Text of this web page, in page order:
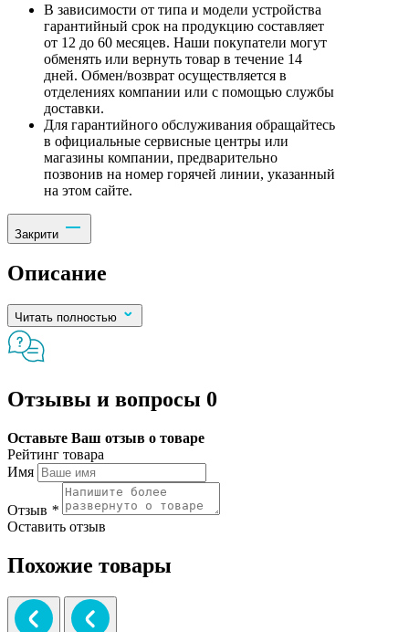
В зависимости от типа и модели устройства
гарантийный срок на продукцию составляет
от 12 до 60 месяцев. Наши покупатели могут
обменять или вернуть товар в течение 14
дней. Обмен/возврат осуществляется в
отделениях компании или с помощью службы
доставки.
Для гарантийного обслуживания обращайтесь
в официальные сервисные центры или
магазины компании, предварительно
позвонив на номер горячей линии, указанный
на этом сайте.
Закрити
Описание
Читать полностью
Отзывы и вопросы 0
Оставьте Ваш отзыв о товаре
Рейтинг товара
Имя
Отзыв *
Оставить отзыв
Похожие товары